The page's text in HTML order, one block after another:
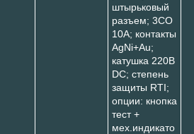
штырьковый
разъем; 3CO
10A; контакты
AgNi+Au;
катушка 220В
DC; степень
защиты RTI;
опции: кнопка
тест +
мех.индикато